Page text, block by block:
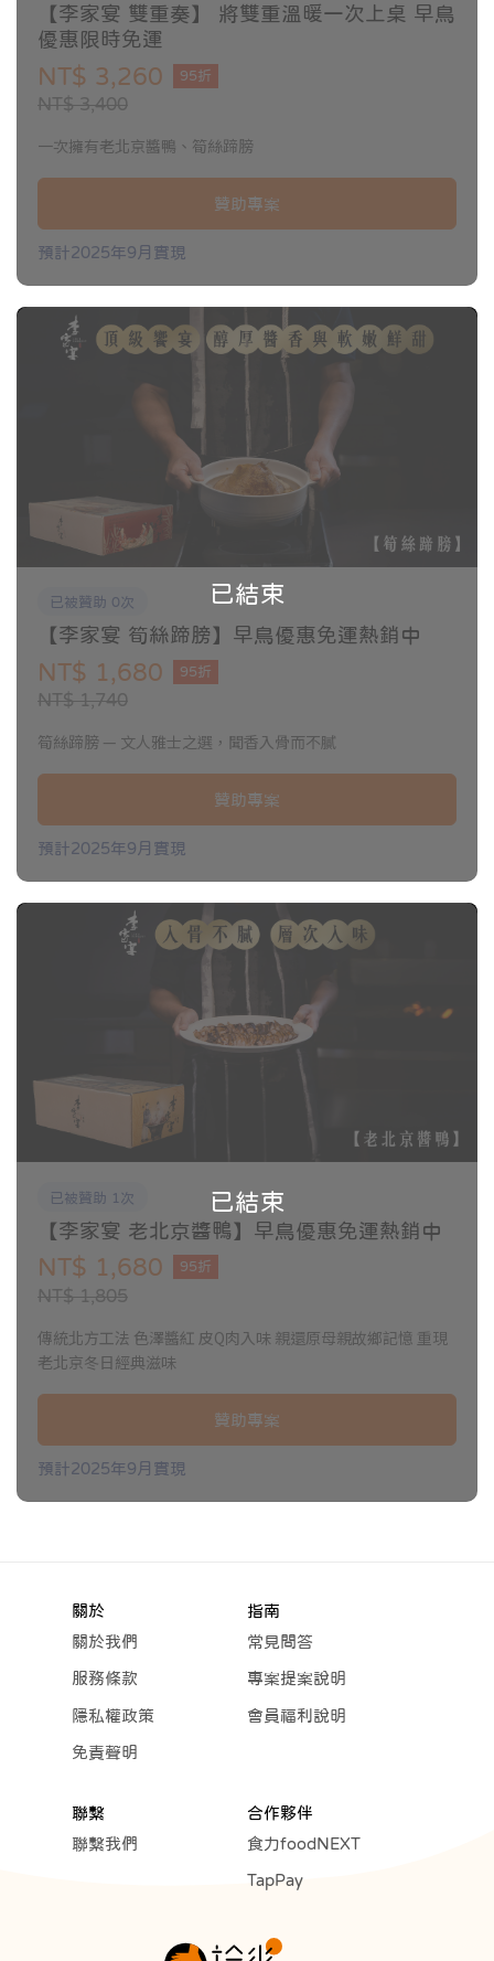
【李家宴 雙重奏】 將雙重溫暖一次上桌 早鳥
優惠限時免運
NT$ 3,260 95折
NT$ 3,400
一次擁有老北京醬鴨、筍絲蹄膀
贊助專案
預計2025年9月實現
已結束
已被贊助 0次
【李家宴 筍絲蹄膀】早鳥優惠免運熱銷中
NT$ 1,680 95折
NT$ 1,740
筍絲蹄膀 — 文人雅士之選，聞香入骨而不膩
贊助專案
預計2025年9月實現
已結束
已被贊助 1次
【李家宴 老北京醬鴨】早鳥優惠免運熱銷中
NT$ 1,680 95折
NT$ 1,805
傳統北方工法 色澤醬紅 皮Q肉入味 親還原母親故鄉記憶 重現
老北京冬日經典滋味
贊助專案
預計2025年9月實現
關於
關於我們
服務條款
隱私權政策
免責聲明
指南
常見問答
專案提案說明
會員福利說明
聯繫
聯繫我們
合作夥伴
食力foodNEXT
TapPay